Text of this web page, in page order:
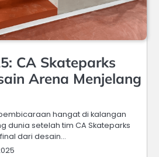
CA Skateparks
Arena Menjelang
hangat di kalangan
dunia setelah tim CA Skateparks
dari desain…